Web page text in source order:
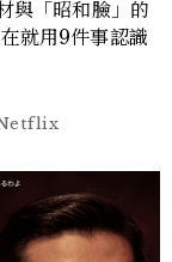
與「昭和臉」的
就用9件事認識